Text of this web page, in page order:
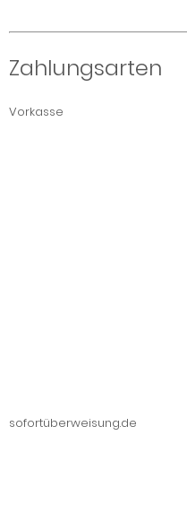
Zahlungsarten
Vorkasse
sofortüberweisung.de